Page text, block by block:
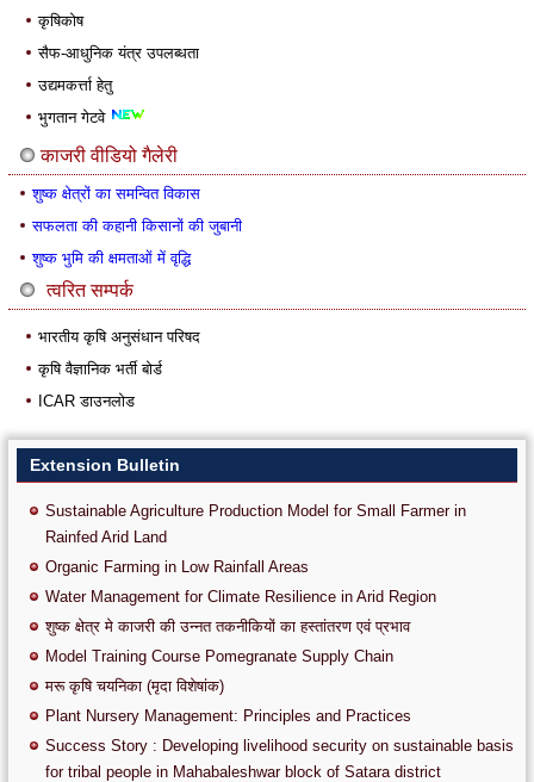
कृषिकोष
सैफ-आधुनिक यंत्र उपलब्धता
उद्यमकर्त्ता हेतु
भुगतान गेटवे
काजरी वीडियो गैलेरी
शुष्क क्षेत्रों का समन्वित विकास
सफलता की कहानी किसानों की जुबानी
शुष्क भुमि की क्षमताओं में वृद्धि
त्वरित सम्पर्क
भारतीय कृषि अनुसंधान परिषद
कृषि वैज्ञानिक भर्ती बोर्ड
ICAR डाउनलोड
Extension Bulletin
Sustainable Agriculture Production Model for Small Farmer in
Rainfed Arid Land
Organic Farming in Low Rainfall Areas
Water Management for Climate Resilience in Arid Region
शुष्क क्षेत्र मे काजरी की उन्नत तकनीकियों का हस्तांतरण एवं प्रभाव
Model Training Course Pomegranate Supply Chain
मरू कृषि चयनिका (मृदा विशेषांक)
Plant Nursery Management: Principles and Practices
Success Story : Developing livelihood security on sustainable basis
for tribal people in Mahabaleshwar block of Satara district